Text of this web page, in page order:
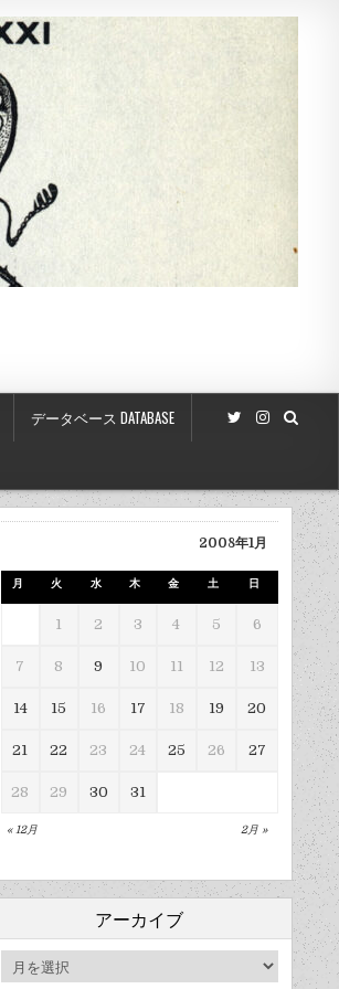
データベース DATABASE
2008年1月
月 火 水 木 金 土 日
« 12月 2月 »
1 2 3 4 5 6
7 8 9 10 11 12 13
14 15 16 17 18 19 20
21 22 23 24 25 26 27
28 29 30 31
アーカイブ
ー